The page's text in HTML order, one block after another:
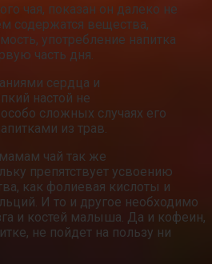
чая, показан он далеко не
содержатся вещества,
употребление напитка
часть дня.
сердца и
настой не
сложных случаях его
из трав.
чай так же
препятствует усвоению
как фолиевая кислоты и
И то и другое необходимо
и костей малыша. Да и кофеин,
не пойдет на пользу ни